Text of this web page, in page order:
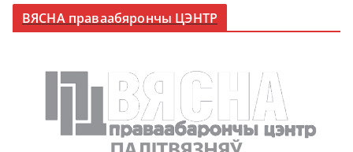
ВЯСНА праваабярончы ЦЭНТР